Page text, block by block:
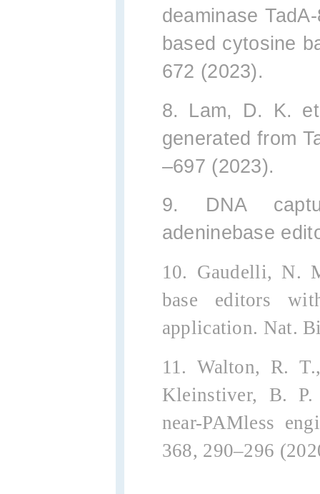
deaminase
based cytosine
672 (2023).
8. Lam, D. K.
generated from
–697 (2023).
9. DNA
adeninebase
10. Gaudelli, N.
base editors
application. Nat.
11. Walton, R.
Kleinstiver, B. P.
near-PAMless
368, 290–296